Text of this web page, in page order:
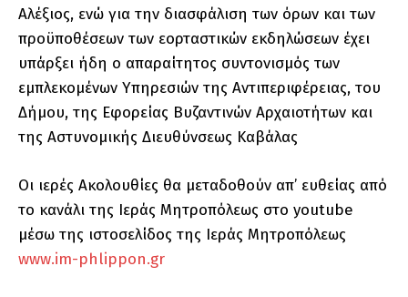
Αλέξιος, ενώ για την διασφάλιση των όρων και των
προϋποθέσεων των εορταστικών εκδηλώσεων έχει
υπάρξει ήδη ο απαραίτητος συντονισμός των
εμπλεκομένων Υπηρεσιών της Αντιπεριφέρειας, του
Δήμου, της Εφορείας Βυζαντινών Αρχαιοτήτων και
της Αστυνομικής Διευθύνσεως Καβάλας
Οι ιερές Ακολουθίες θα μεταδοθούν απ’ ευθείας από
το κανάλι της Ιεράς Μητροπόλεως στο youtube
μέσω της ιστοσελίδος της Ιεράς Μητροπόλεως
www.im-phlippon.gr